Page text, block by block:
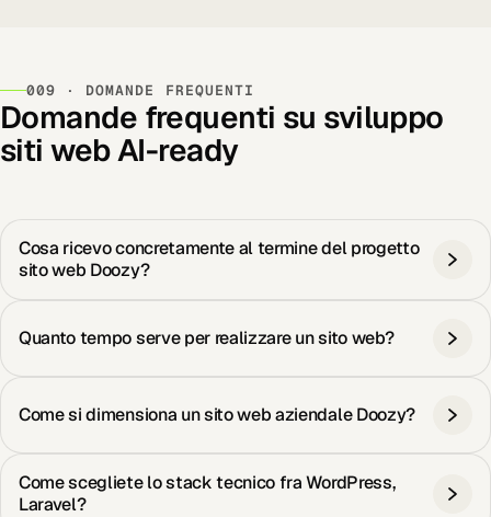
009 · DOMANDE FREQUENTI
Domande frequenti su sviluppo
siti web AI-ready
Cosa ricevo concretamente al termine del progetto
sito web Doozy?
Quanto tempo serve per realizzare un sito web?
Come si dimensiona un sito web aziendale Doozy?
Come scegliete lo stack tecnico fra WordPress,
Laravel?